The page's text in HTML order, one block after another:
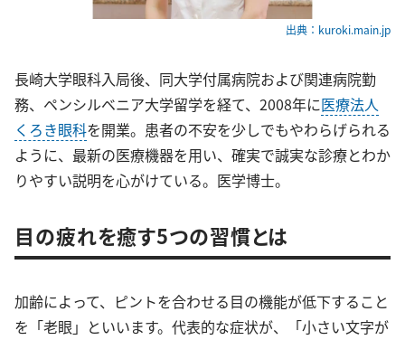
出典：kuroki.main.jp
長崎大学眼科入局後、同大学付属病院および関連病院勤
務、ペンシルベニア大学留学を経て、2008年に医療法人
くろき眼科を開業。患者の不安を少しでもやわらげられる
ように、最新の医療機器を用い、確実で誠実な診療とわか
りやすい説明を心がけている。医学博士。
目の疲れを癒す5つの習慣とは
加齢によって、ピントを合わせる目の機能が低下すること
を「老眼」といいます。代表的な症状が、「小さい文字が